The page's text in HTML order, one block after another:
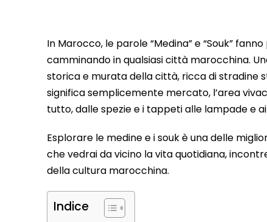
In Marocco, le parole “Medina” e “Souk”
camminando in qualsiasi città marocchina.
storica e murata della città, ricca di stradine
significa semplicemente mercato, l’area
tutto, dalle spezie e i tappeti alle lampade e
Esplorare le medine e i souk è una delle
che vedrai da vicino la vita quotidiana,
della cultura marocchina.
Indice